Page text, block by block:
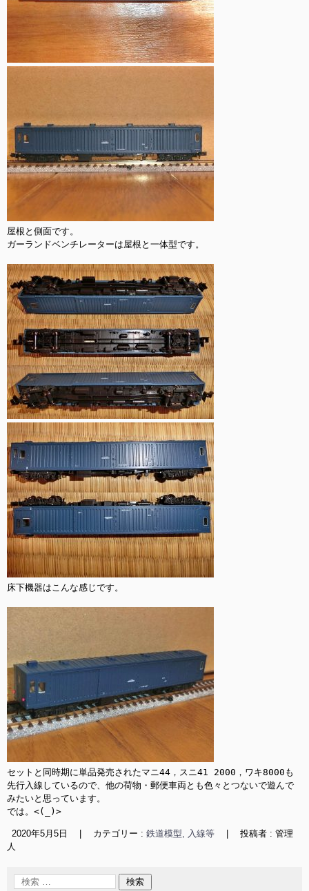
屋根と側面です。
ガーランドベンチレーターは屋根と一体型です。
床下機器はこんな感じです。
セットと同時期に単品発売されたマニ44，スニ41 2000，ワキ8000も
先行入線しているので、他の荷物・郵便車両とも色々とつないで遊んで
みたいと思っています。
では。<(_)>
2020年5月5日 カテゴリー : 鉄道模型, 入線等
投稿者 : 管理
人